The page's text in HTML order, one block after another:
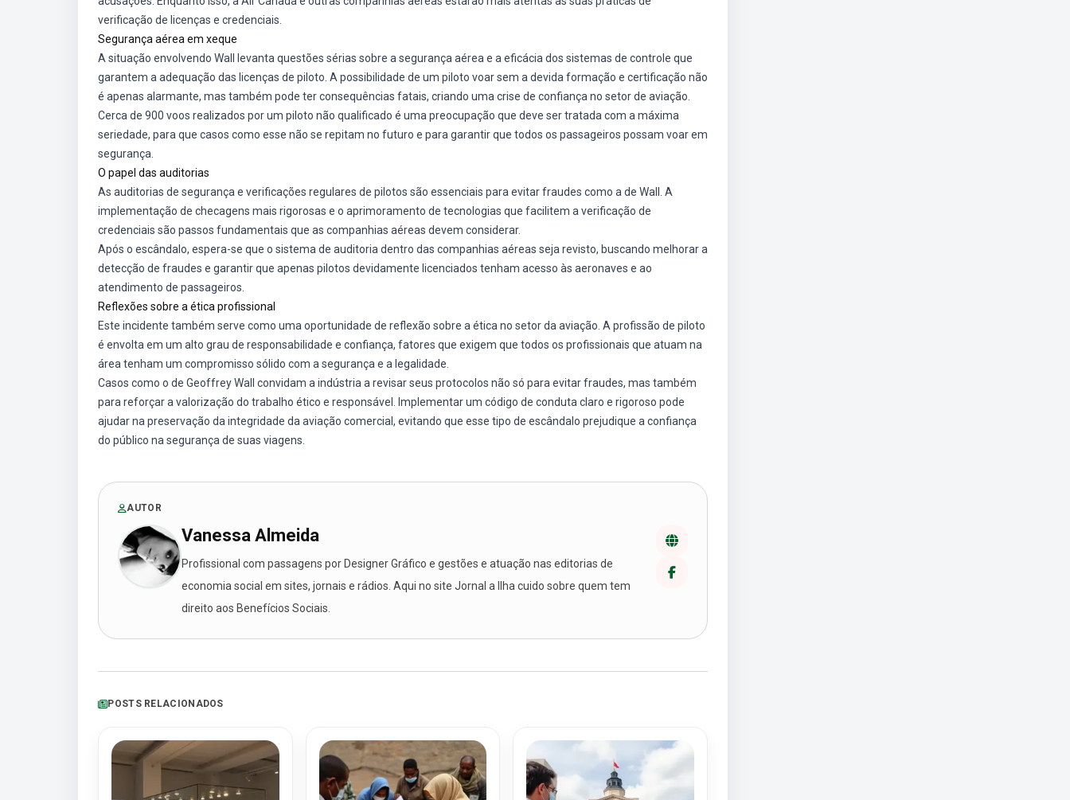
verificação de licenças e credenciais.
Segurança aérea em xeque
A situação envolvendo Wall levanta questões sérias sobre a segurança aérea e a eficácia dos sistemas de controle que
garantem a adequação das licenças de piloto. A possibilidade de um piloto voar sem a devida formação e certificação não
é apenas alarmante, mas também pode ter consequências fatais, criando uma crise de confiança no setor de aviação.
Cerca de 900 voos realizados por um piloto não qualificado é uma preocupação que deve ser tratada com a máxima
seriedade, para que casos como esse não se repitam no futuro e para garantir que todos os passageiros possam voar em
segurança.
O papel das auditorias
As auditorias de segurança e verificações regulares de pilotos são essenciais para evitar fraudes como a de Wall. A
implementação de checagens mais rigorosas e o aprimoramento de tecnologias que facilitem a verificação de
credenciais são passos fundamentais que as companhias aéreas devem considerar.
Após o escândalo, espera-se que o sistema de auditoria dentro das companhias aéreas seja revisto, buscando melhorar a
detecção de fraudes e garantir que apenas pilotos devidamente licenciados tenham acesso às aeronaves e ao
atendimento de passageiros.
Reflexões sobre a ética profissional
Este incidente também serve como uma oportunidade de reflexão sobre a ética no setor da aviação. A profissão de piloto
é envolta em um alto grau de responsabilidade e confiança, fatores que exigem que todos os profissionais que atuam na
área tenham um compromisso sólido com a segurança e a legalidade.
Casos como o de Geoffrey Wall convidam a indústria a revisar seus protocolos não só para evitar fraudes, mas também
para reforçar a valorização do trabalho ético e responsável. Implementar um código de conduta claro e rigoroso pode
ajudar na preservação da integridade da aviação comercial, evitando que esse tipo de escândalo prejudique a confiança
do público na segurança de suas viagens.
AUTOR
Vanessa Almeida
Profissional com passagens por Designer Gráfico e gestões e atuação nas editorias de
economia social em sites, jornais e rádios. Aqui no site Jornal a Ilha cuido sobre quem tem
direito aos Benefícios Sociais.
POSTS RELACIONADOS